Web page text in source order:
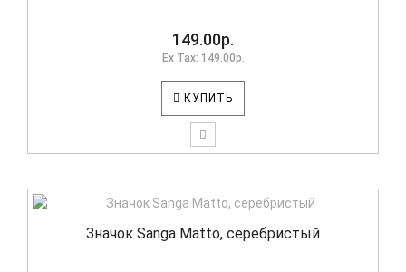
149.00р.
Ex Tax: 149.00р.
КУПИТЬ
Значок Sanga Matto, серебристый